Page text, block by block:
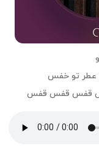
عطر تو خفس
قفس قفس قفس